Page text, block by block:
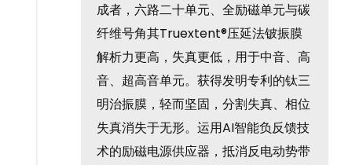
成者，六路二十单元、全励磁单元与碳
纤维号角其Truextent®压延法铍振膜
解析力更高，失真更低，用于中音、高
音、超高音单元。获得发明专利的钛三
明治振膜，轻而坚固，分割失真、相位
失真消失于无形。运用AI智能负反馈技
术的励磁电源供应器，抵消反电动势带